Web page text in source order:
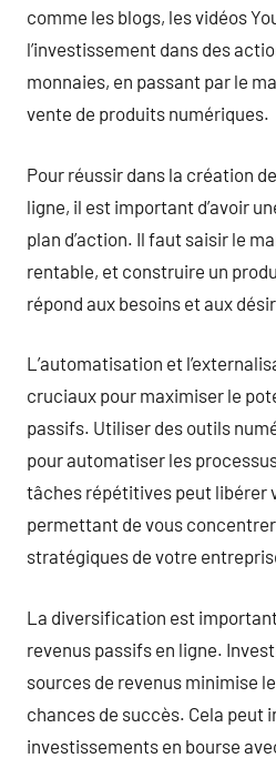
comme les blogs, les vidéos
l’investissement dans des
monnaies, en passant par le
vente de produits numériques.
Pour réussir dans la création
ligne, il est important d’avoir
plan d’action. Il faut saisir le
rentable, et construire un
répond aux besoins et aux
L’automatisation et
cruciaux pour maximiser le
passifs. Utiliser des outils
pour automatiser les
tâches répétitives peut libérer
permettant de vous
stratégiques de votre
La diversification est
revenus passifs en ligne.
sources de revenus minimise
chances de succès. Cela peut
investissements en bourse